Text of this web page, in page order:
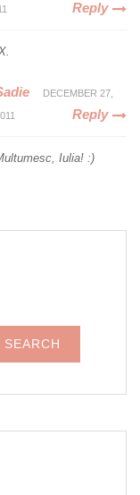
Reply
DECEMBER 27,
Reply
Iulia! :)